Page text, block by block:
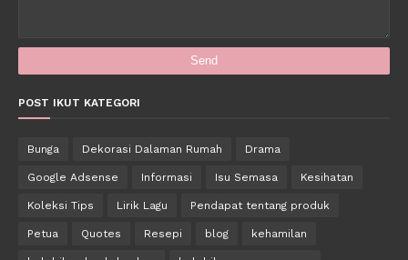
POST IKUT KATEGORI
Bunga Dekorasi Dalaman Rumah Drama
Google Adsense Informasi Isu Semasa Kesihatan
Koleksi Tips Lirik Lagu Pendapat tentang produk
Petua Quotes Resepi blog kehamilan